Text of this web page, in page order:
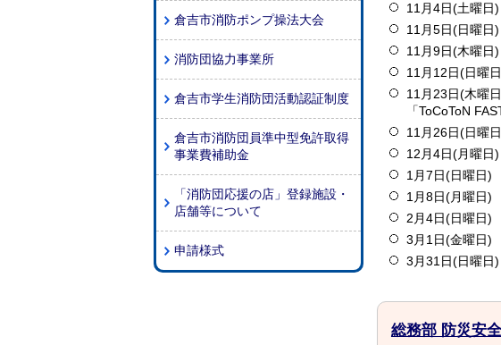
倉吉市消防ポンプ操法大会
消防団協力事業所
倉吉市学生消防団活動認証制度
倉吉市消防団員準中型免許取得
事業費補助金
「消防団応援の店」登録施設・
店舗等について
申請様式
11月4日(土曜
11月5日(日曜
11月9日(木曜
11月12日(日曜
11月23日(木曜
「ToCoToN
11月26日(日曜
12月4日(月曜
1月7日(日曜日)
1月8日(月曜日
2月4日(日曜日)
3月1日(金曜日)
3月31日(日曜
総務部 防災安